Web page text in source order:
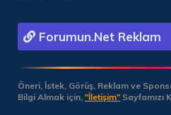
Forumun.Net Reklam
Öneri, İstek, Görüş, Reklam ve
Bilgi Almak için, "İletişim" Sayfamızı